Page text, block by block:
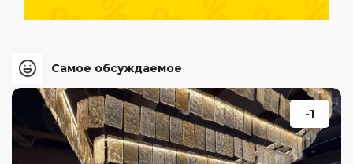
Самое обсуждаемое
-1